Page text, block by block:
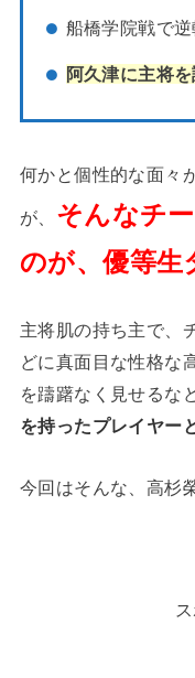
船橋学院戦で
阿久津に主将
何かと個性的な面々
が、 そんなチ
のが、優等生
主将肌の持ち主で、
どに真面目な性格な
を躊躇なく見せるな
を持ったプレイヤー
今回はそんな、高杉